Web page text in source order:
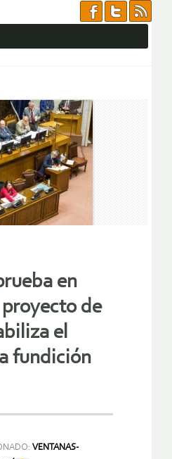
en
de
el
fundición
VENTANAS-